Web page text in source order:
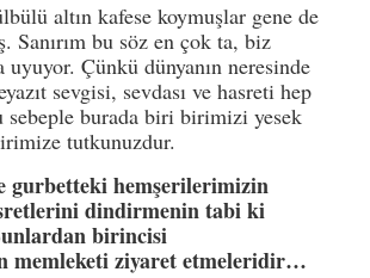
altın kafese koymuşlar gene de
Sanırım bu söz en çok ta, biz
uyuyor. Çünkü dünyanın neresinde
sevgisi, sevdası ve hasreti hep
burada biri birimizi yesek
tutkunuzdur.
hemşerilerimizin
dindirmenin tabi ki
birincisi
memleketi ziyaret etmeleridir…